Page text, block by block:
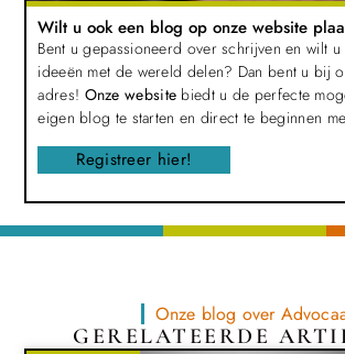
Wilt u ook een blog op onze website
Bent u gepassioneerd over schrijven en wilt u
ideeën met de wereld delen? Dan bent u bij
adres! Onze website biedt u de perfecte
eigen blog te starten en direct te beginnen
Registreer hier!
Onze blog over
GERELATEERDE